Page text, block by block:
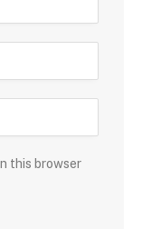
this browser